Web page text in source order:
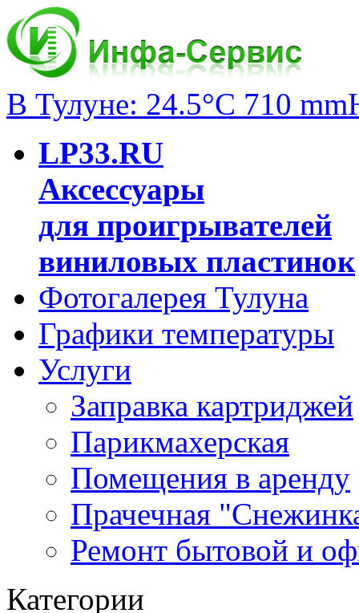
В Тулуне: 24.5°C 710
LP33.RU
Аксессуары
для проигрывателей
виниловых пластинок
Фотогалерея Тулуна
Графики температуры
Услуги
Заправка картриджей
Парикмахерская
Помещения в аренду
Прачечная
Ремонт бытовой и
Категории